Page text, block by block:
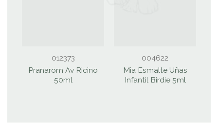
012373
Pranarom Av Ricino
50ml
004622
Mia Esmalte Uñas
Infantil Birdie 5ml